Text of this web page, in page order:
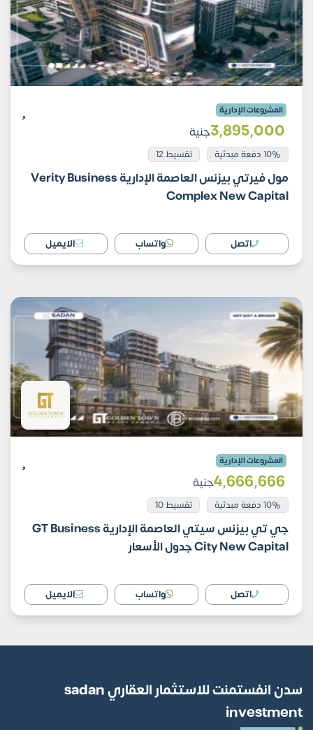
المشروعات الإدارية
3٬895٬000جنية
10% دفعة مبدئية تقسيط 12
مول فيرتي بيزنس العاصمة الإدارية Verity Business
Complex New Capital
اتصل واتساب الايميل
المشروعات الإدارية
4٬666٬666جنية
10% دفعة مبدئية تقسيط 10
جي تي بيزنس سيتي العاصمة الإدارية GT Business
City New Capital جدول الأسعار
اتصل واتساب الايميل
سدن انفستمنت للاستثمار العقاري sadan
investment